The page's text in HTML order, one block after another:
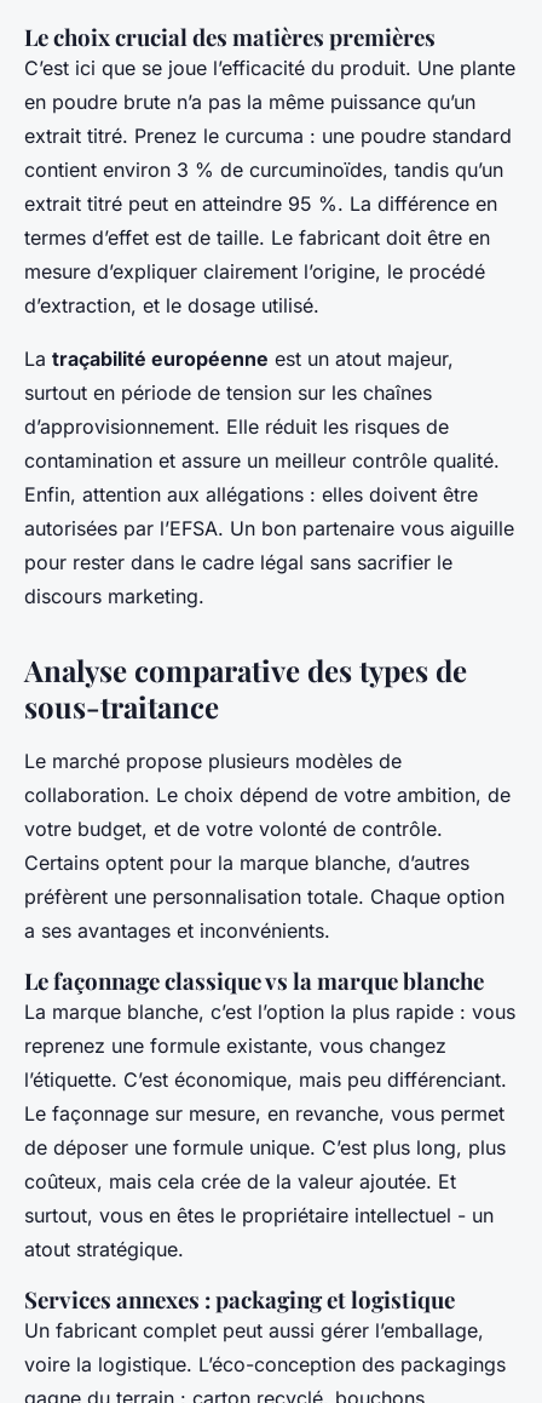
Le choix crucial des matières premières
C’est ici que se joue l’efficacité du produit. Une plante
en poudre brute n’a pas la même puissance qu’un
extrait titré. Prenez le curcuma : une poudre standard
contient environ 3 % de curcuminoïdes, tandis qu’un
extrait titré peut en atteindre 95 %. La différence en
termes d’effet est de taille. Le fabricant doit être en
mesure d’expliquer clairement l’origine, le procédé
d’extraction, et le dosage utilisé.
La traçabilité européenne est un atout majeur,
surtout en période de tension sur les chaînes
d’approvisionnement. Elle réduit les risques de
contamination et assure un meilleur contrôle qualité.
Enfin, attention aux allégations : elles doivent être
autorisées par l’EFSA. Un bon partenaire vous aiguille
pour rester dans le cadre légal sans sacrifier le
discours marketing.
Analyse comparative des types de
sous-traitance
Le marché propose plusieurs modèles de
collaboration. Le choix dépend de votre ambition, de
votre budget, et de votre volonté de contrôle.
Certains optent pour la marque blanche, d’autres
préfèrent une personnalisation totale. Chaque option
a ses avantages et inconvénients.
Le façonnage classique vs la marque blanche
La marque blanche, c’est l’option la plus rapide : vous
reprenez une formule existante, vous changez
l’étiquette. C’est économique, mais peu différenciant.
Le façonnage sur mesure, en revanche, vous permet
de déposer une formule unique. C’est plus long, plus
coûteux, mais cela crée de la valeur ajoutée. Et
surtout, vous en êtes le propriétaire intellectuel - un
atout stratégique.
Services annexes : packaging et logistique
Un fabricant complet peut aussi gérer l’emballage,
voire la logistique. L’éco-conception des packagings
gagne du terrain : carton recyclé, bouchons